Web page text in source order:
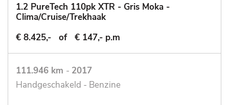
1.2 PureTech 110pk XTR - Gris Moka -
Clima/Cruise/Trekhaak
€ 8.425,-
of € 147,- p.m
111.946 km - 2017
Handgeschakeld - Benzine